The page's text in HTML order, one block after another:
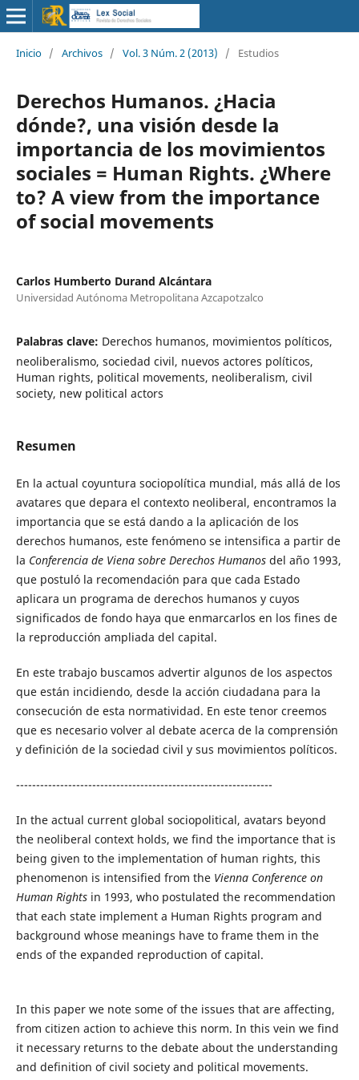
Inicio / Archivos / Vol. 3 Núm. 2 (2013) / Estudios
Derechos Humanos. ¿Hacia
dónde?, una visión desde la
importancia de los movimientos
sociales = Human Rights. ¿Where
to? A view from the importance
of social movements
Carlos Humberto Durand Alcántara
Universidad Autónoma Metropolitana Azcapotzalco
Palabras clave: Derechos humanos, movimientos políticos,
neoliberalismo, sociedad civil, nuevos actores políticos,
Human rights, political movements, neoliberalism, civil
society, new political actors
Resumen
En la actual coyuntura sociopolítica mundial, más allá de los
avatares que depara el contexto neoliberal, encontramos la
importancia que se está dando a la aplicación de los
derechos humanos, este fenómeno se intensifica a partir de
la Conferencia de Viena sobre Derechos Humanosdel año 1993,
que postuló la recomendación para que cada Estado
aplicara un programa de derechos humanos y cuyos
significados de fondo haya que enmarcarlos en los fines de
la reproducción ampliada del capital.
En este trabajo buscamos advertir algunos de los aspectos
que están incidiendo, desde la acción ciudadana para la
consecución de esta normatividad. En este tenor creemos
que es necesario volver al debate acerca de la comprensión
y definición de la sociedad civil y sus movimientos políticos.
----------------------------------------------------------------
In the actual current global sociopolitical, avatars beyond
the neoliberal context holds, we find the importance that is
being given to the implementation of human rights, this
phenomenon is intensified from the Vienna Conference on
Human Rights in 1993, who postulated the recommendation
that each state implement a Human Rights program and
background whose meanings have to frame them in the
ends of the expanded reproduction of capital.
In this paper we note some of the issues that are affecting,
from citizen action to achieve this norm. In this vein we find
it necessary returns to the debate about the understanding
and definition of civil society and political movements.